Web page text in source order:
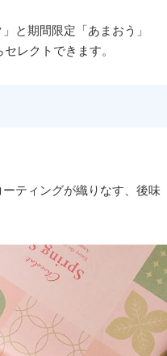
と期間限定「あまおう」
レクトできます。
ティングが織りなす、後味